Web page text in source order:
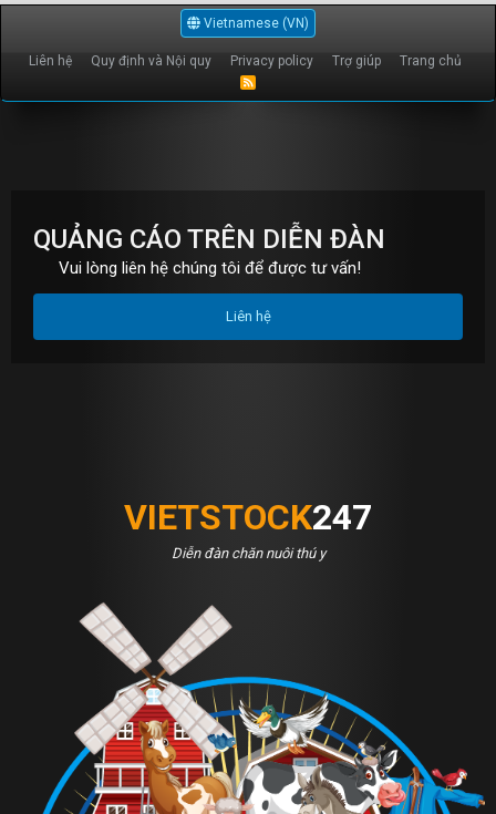
Vietnamese (VN)
Liên hệ Quy định và Nội quy Privacy policy Trợ giúp Trang chủ
R
QUẢNG CÁO TRÊN DIỄN ĐÀN
Vui lòng liên hệ chúng tôi để được tư vấn!
Liên hệ
VIETSTOCK247
Diễn đàn chăn nuôi thú y